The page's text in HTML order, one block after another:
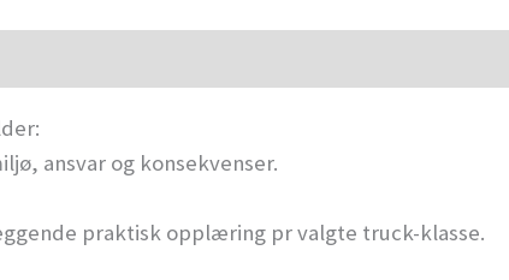
ansvar og konsekvenser.
praktisk opplæring pr valgte truck-klasse.